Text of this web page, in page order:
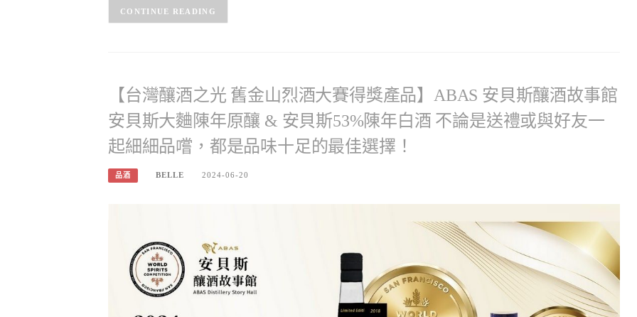
CONTINUE READING
【台灣釀酒之光 舊金山烈酒大賽得獎產品】ABAS 安貝斯釀酒故事館
安貝斯大麯陳年原釀 & 安貝斯53%陳年白酒 不論是送禮或與好友一
起細細品嚐，都是品味十足的最佳選擇！
品酒 BELLE 2024-06-20